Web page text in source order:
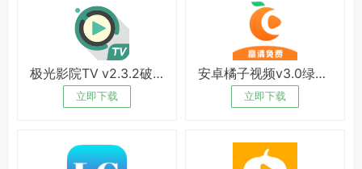
极光影院TV v2.3.2破解版
立即下载
安卓橘子视频v3.0绿化版
立即下载